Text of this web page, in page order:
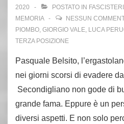
Fioravanti
2020
POSTATO IN
MEMORIA
NESSUN
PIOMBO, GIORGIO VALE, LUCA
TERZA POSIZIONE
Pasquale Belsito,
nei giorni scorsi di evadere
Secondigliano non gode di
grande fama. Eppure è un
diversi aspetti. E non solo